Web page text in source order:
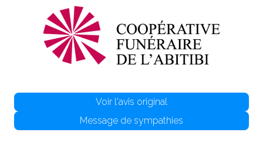
Voir l'avis original
Message de sympathies